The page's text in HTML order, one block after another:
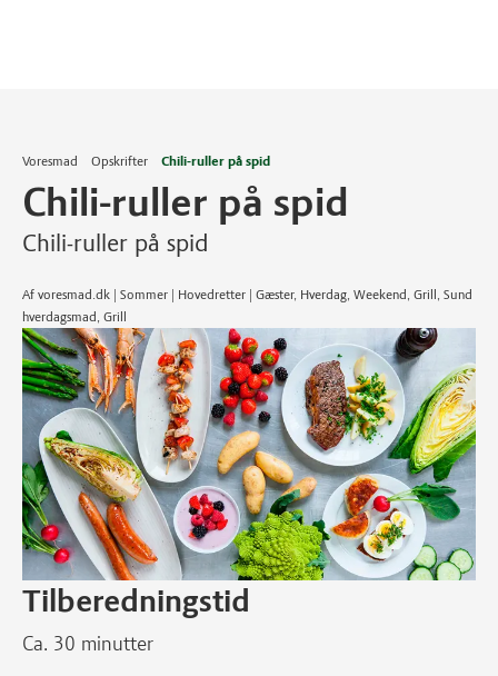
Voresmad Opskrifter Chili-ruller på spid
Chili-ruller på spid
Chili-ruller på spid
Af voresmad.dk | Sommer | Hovedretter | Gæster, Hverdag, Weekend, Grill, Sund
hverdagsmad, Grill
Tilberedningstid
Ca. 30 minutter